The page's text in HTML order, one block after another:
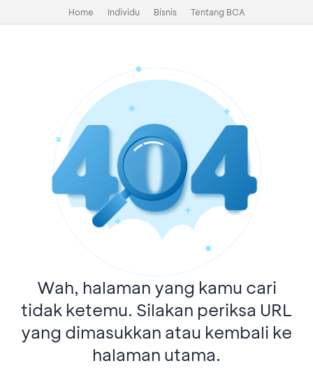
Home Individu Bisnis Tentang BCA
Wah, halaman yang kamu cari
tidak ketemu. Silakan periksa URL
yang dimasukkan atau kembali ke
halaman utama.